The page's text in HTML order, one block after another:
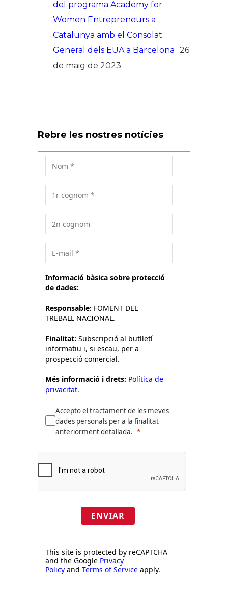
del programa Academy for
Women Entrepreneurs a
Catalunya amb el Consolat
General dels EUA a Barcelona 26
de maig de 2023
Rebre les nostres notícies
Informació bàsica sobre protecció
de dades:
Responsable: FOMENT DEL
TREBALL NACIONAL.
Finalitat: Subscripció al butlletí
informatiu i, si escau, per a
prospecció comercial.
Més informació i drets: Política de
privacitat.
Accepto el tractament de les meves
dades personals per a la finalitat
anteriorment detallada.
ENVIAR
This site is protected by reCAPTCHA
and the Google Privacy
Policy and Terms of Service apply.